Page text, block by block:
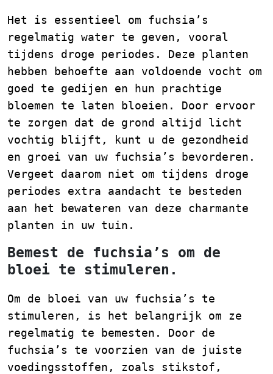
Het is essentieel om fuchsia’s
regelmatig water te geven, vooral
tijdens droge periodes. Deze planten
hebben behoefte aan voldoende vocht om
goed te gedijen en hun prachtige
bloemen te laten bloeien. Door ervoor
te zorgen dat de grond altijd licht
vochtig blijft, kunt u de gezondheid
en groei van uw fuchsia’s bevorderen.
Vergeet daarom niet om tijdens droge
periodes extra aandacht te besteden
aan het bewateren van deze charmante
planten in uw tuin.
Bemest de fuchsia’s om de
bloei te stimuleren.
Om de bloei van uw fuchsia’s te
stimuleren, is het belangrijk om ze
regelmatig te bemesten. Door de
fuchsia’s te voorzien van de juiste
voedingsstoffen, zoals stikstof,